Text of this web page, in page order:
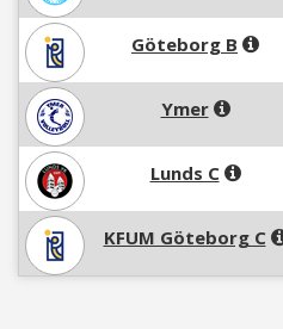
Göteborg B
Ymer
Lunds C
KFUM Göteborg C